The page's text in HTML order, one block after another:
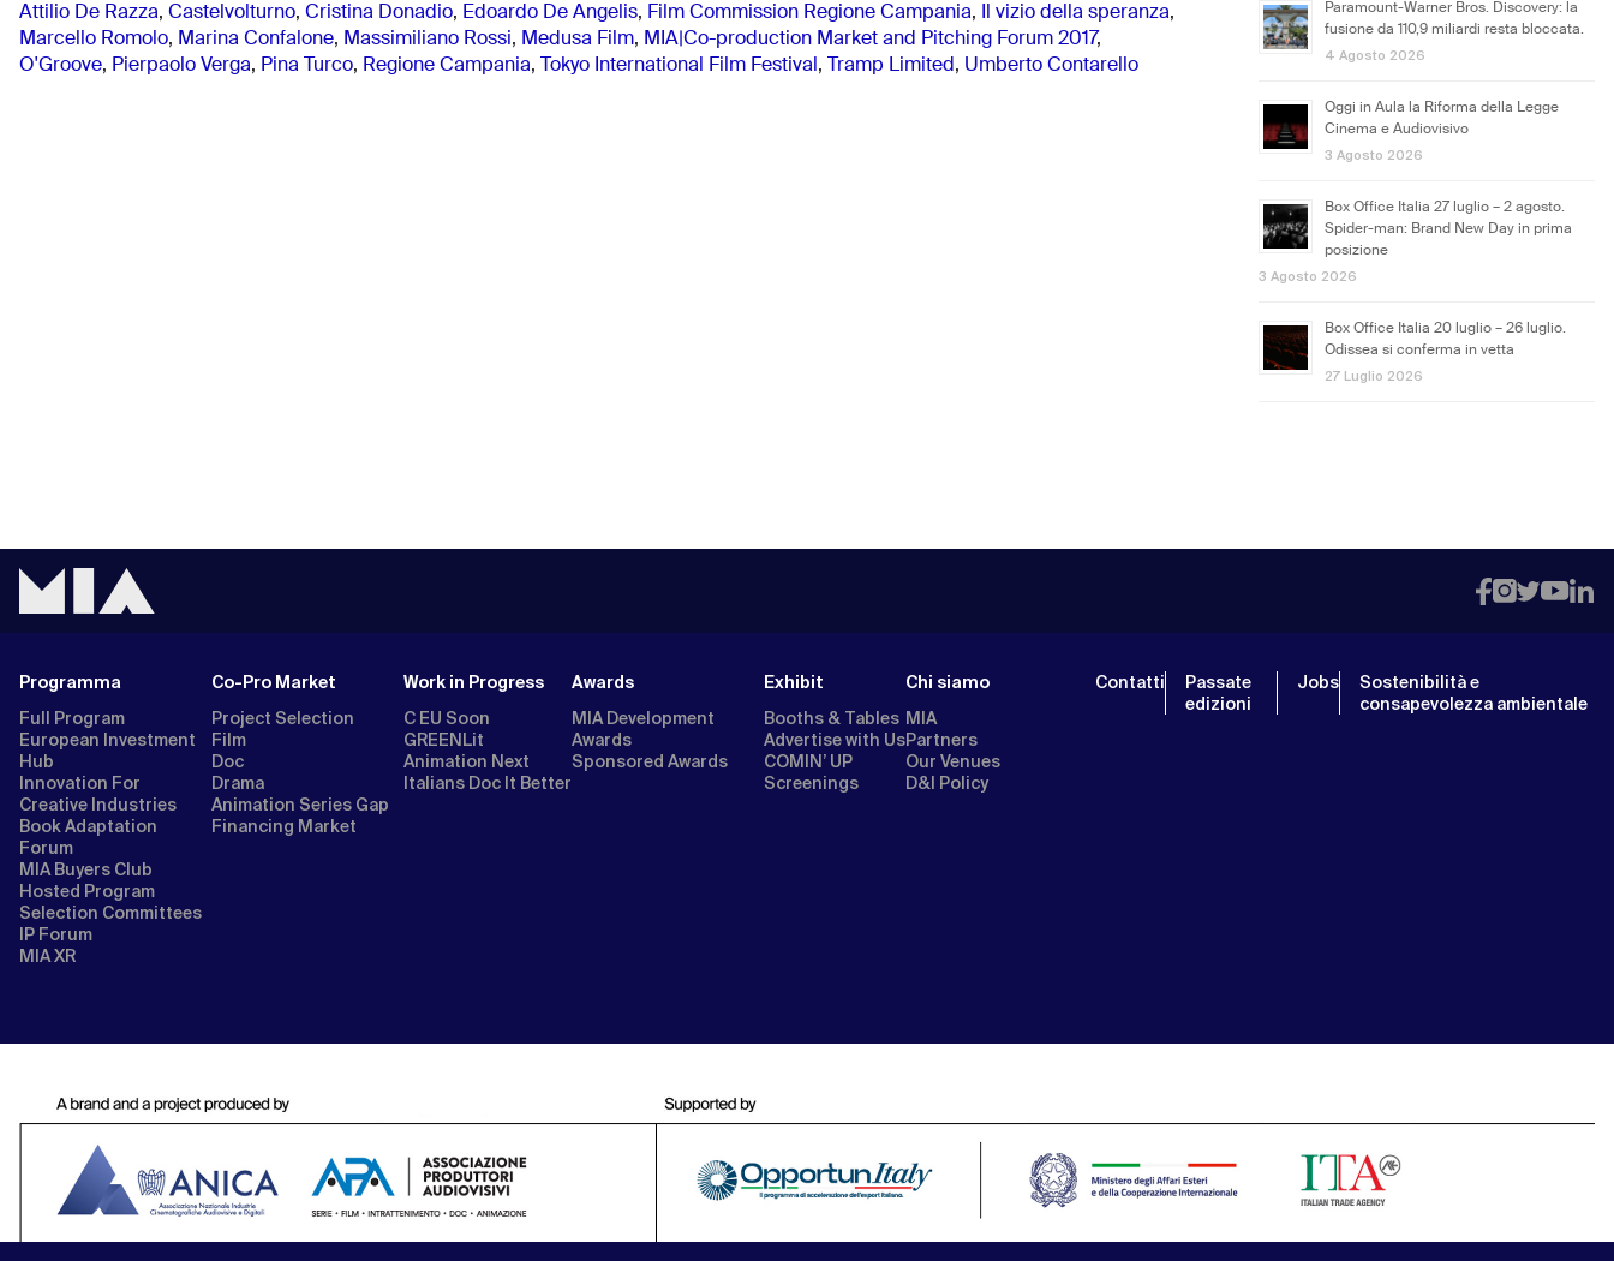
Attilio De Razza, Castelvolturno, Cristina Donadio, Edoardo De Angelis, Film Commission Regione Campania, Il vizio della speranza,
Marcello Romolo, Marina Confalone, Massimiliano Rossi, Medusa Film, MIA|Co-production Market and Pitching Forum 2017,
O'Groove, Pierpaolo Verga, Pina Turco, Regione Campania, Tokyo International Film Festival , Tramp Limited , Umberto Contarello
Paramount-Warner Bros. Discovery: la
fusione da 110,9 miliardi resta bloccata.
4 Agosto 2026
Oggi in Aula la Riforma della Legge
Cinema e Audiovisivo
3 Agosto 2026
Box Office Italia 27 luglio – 2 agosto.
Spider-man: Brand New Day in prima
posizione
3 Agosto 2026
Box Office Italia 20 luglio – 26 luglio.
Odissea si conferma in vetta
27 Luglio 2026
Programma
Full Program
European Investment
Hub
Innovation For
Creative Industries
Book Adaptation
Forum
MIA Buyers Club
Hosted Program
Selection Committees
IP Forum
MIA XR
Co-Pro Market
Project Selection
Film
Doc
Drama
Animation Series Gap
Financing Market
Work in Progress
C EU Soon
GREENLit
Animation Next
Italians Doc It Better
Awards
MIA Development
Awards
Sponsored Awards
Exhibit
Booths & Tables
Advertise with Us
COMIN’ UP
Screenings
Chi siamo
MIA
Partners
Our Venues
D&I Policy
Contatti
Passate
edizioni
Jobs
Sostenibilità e
consapevolezza ambientale